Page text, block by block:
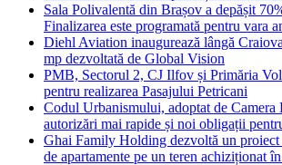
Sala Polivalentă din Brașov a depășit
Finalizarea este programată pentru vara
Diehl Aviation inaugurează lângă
mp dezvoltată de Global Vision
PMB, Sectorul 2, CJ Ilfov și Primăria
pentru realizarea Pasajului Petricani
Codul Urbanismului, adoptat de Camera
autorizări mai rapide și noi obligații
Ghai Family Holding dezvoltă un
de apartamente pe un teren achiziționat